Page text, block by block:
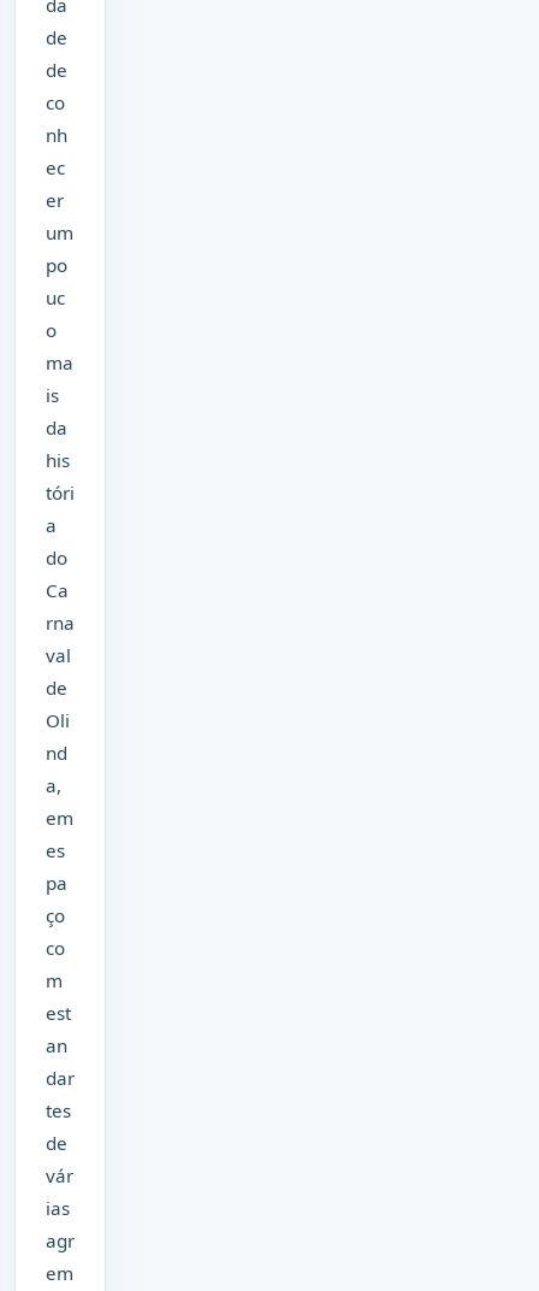
de
de
co
nh
ec
er
um
po
uc
o
ma
is
da
his
tóri
a
do
Ca
rna
val
de
Oli
nd
a,
em
es
pa
ço
co
m
est
an
dar
tes
de
vár
ias
agr
em